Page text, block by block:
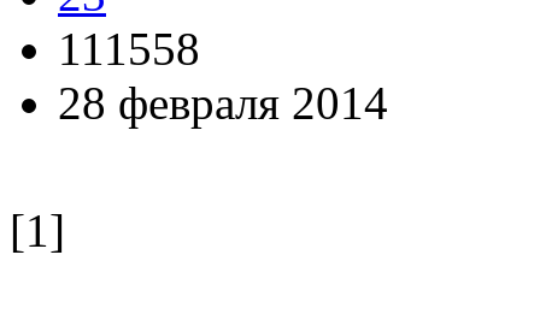
111558
28 февраля 2014
[1]